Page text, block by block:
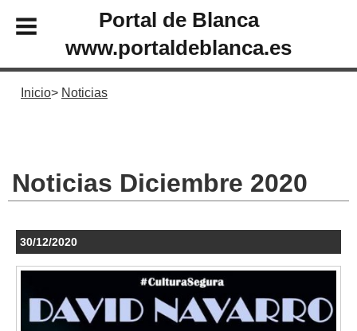
Portal de Blanca
www.portaldeblanca.es
Inicio Noticias
Noticias Diciembre 2020
30/12/2020